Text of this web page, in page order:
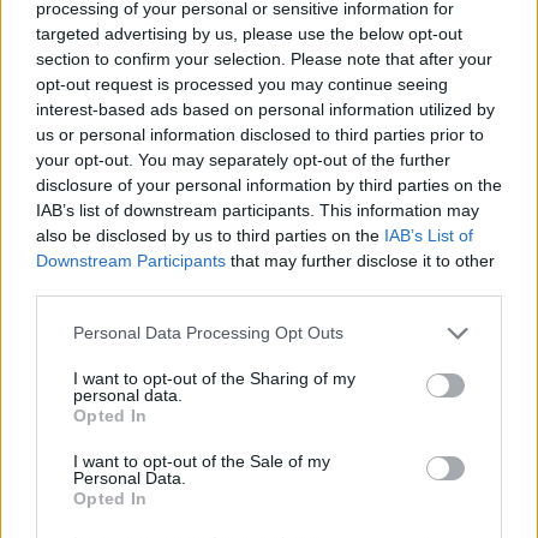
processing of your personal or sensitive information for
targeted advertising by us, please use the below opt-out
section to confirm your selection. Please note that after your
opt-out request is processed you may continue seeing
interest-based ads based on personal information utilized by
us or personal information disclosed to third parties prior to
your opt-out. You may separately opt-out of the further
disclosure of your personal information by third parties on the
IAB’s list of downstream participants. This information may
also be disclosed by us to third parties on the IAB’s List of
Downstream Participants that may further disclose it to other
Personal Data Processing Opt Outs
I want to opt-out of the Sharing of my
personal data.
Opted In
I want to opt-out of the Sale of my
Personal Data.
Opted In
Cómo ir desde Teruel a Matilla La Seca